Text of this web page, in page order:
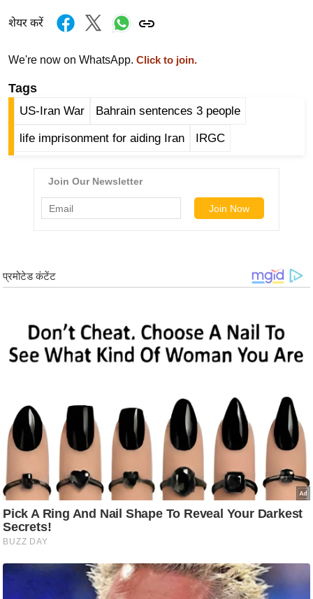
म
रं
ज
ज
ग
ली
वु
फि
ल्म
स
क्षा
B
r
a
k
i
n
N
शेयर करें
We're now on WhatsApp. Click to join.
Tags
US-Iran War Bahrain sentences 3 people
life imprisonment for aiding Iran IRGC